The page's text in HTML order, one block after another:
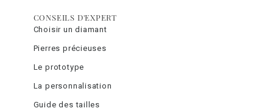
CONSEILS D'EXPERT
Choisir un diamant
Pierres précieuses
Le prototype
La personnalisation
Guide des tailles